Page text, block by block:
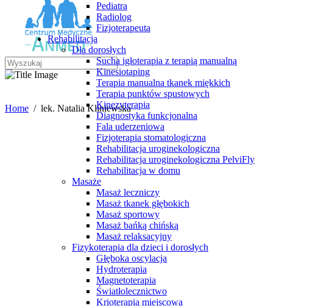
Pediatra
Radiolog
Fizjoterapeuta
Rehabilitacja
Dla dorosłych
Sucha igłoterapia z terapią manualną
Kinesiotaping
Terapia manualna tkanek miękkich
Terapia punktów spustowych
Kinezyterapia
Diagnostyka funkcjonalna
Fala uderzeniowa
Fizjoterapia stomatologiczna
Rehabilitacja uroginekologiczna
Rehabilitacja uroginekologiczna PelviFly
Rehabilitacja w domu
Masaże
Masaż leczniczy
Masaż tkanek głębokich
Masaż sportowy
Masaż bańką chińską
Masaż relaksacyjny
Fizykoterapia dla dzieci i dorosłych
Głęboka oscylacja
Hydroterapia
Magnetoterapia
Światłolecznictwo
Krioterapia miejscowa
lek. Natalia Kliniewska
Home / lek. Natalia Kliniewska